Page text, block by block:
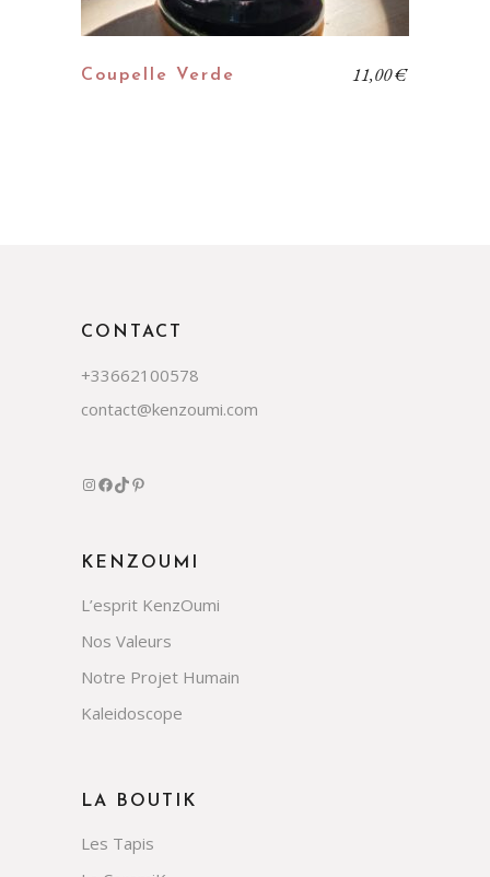
Coupelle Verde 11,00€
CONTACT
+33662100578
contact@kenzoumi.com
KENZOUMI
L’esprit KenzOumi
Nos Valeurs
Notre Projet Humain
Kaleidoscope
LA BOUTIK
Les Tapis